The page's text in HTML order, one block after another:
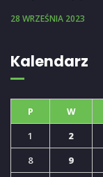
28 WRZEŚNIA 2023
Kalendarz
P W
1 2
8
9